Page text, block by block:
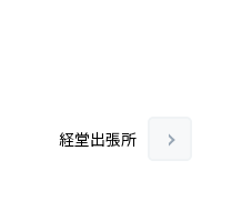
経堂出張所